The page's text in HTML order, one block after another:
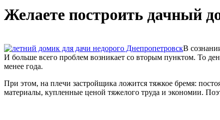
Желаете построить дачный
В
И больше всего проблем возникает со вторым пунктом. То
менее года.
При этом, на плечи застройщика ложится тяжкое бремя:
материалы, купленные ценой тяжелого труда и экономии.